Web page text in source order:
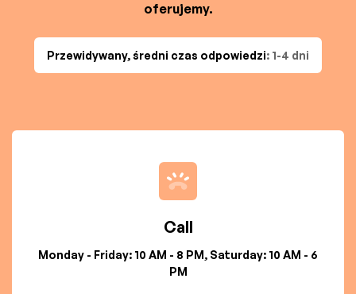
oferujemy.
Przewidywany, średni czas odpowiedzi: 1-4 dni
Call
Monday - Friday: 10 AM - 8 PM, Saturday: 10 AM - 6
PM